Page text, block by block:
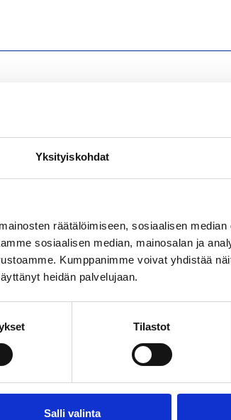
Yksityiskohdat
räätälöimiseen, sosiaalisen
sosiaalisen median, mainosalan ja
Kumppanimme voivat yhdistää
heidän palvelujaan.
Tilastot
Salli valinta